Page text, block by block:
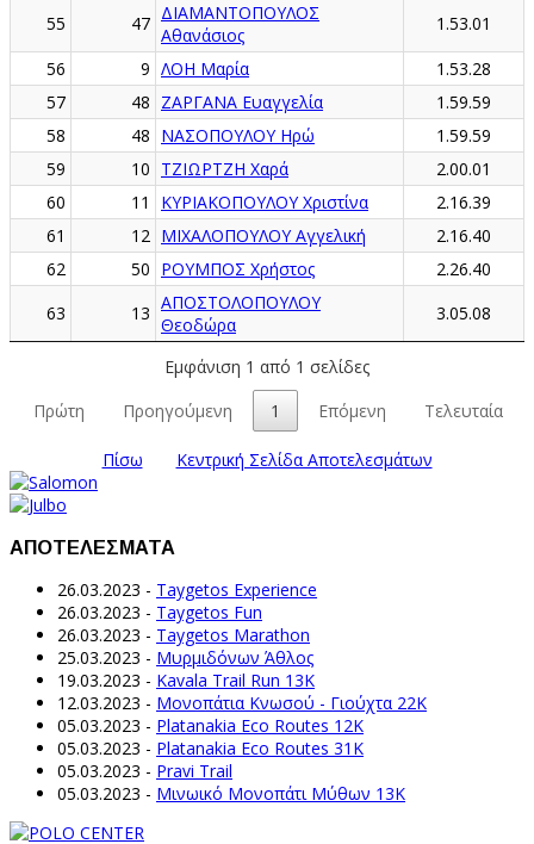
55
47 ΔΙΑΜΑΝΤΟΠΟΥΛΟΣ
Αθανάσιος
1.53.01
56
9 ΛΟΗ Μαρία
1.53.28
57
48 ΖΑΡΓΑΝΑ Ευαγγελία
1.59.59
58
48 ΝΑΣΟΠΟΥΛΟΥ Ηρώ
1.59.59
59
10 ΤΖΙΩΡΤΖΗ Χαρά
2.00.01
60
11 ΚΥΡΙΑΚΟΠΟΥΛΟΥ Χριστίνα
2.16.39
61
12 ΜΙΧΑΛΟΠΟΥΛΟΥ Αγγελική
2.16.40
62
50 ΡΟΥΜΠΟΣ Χρήστος
2.26.40
63
13 ΑΠΟΣΤΟΛΟΠΟΥΛΟΥ
Θεοδώρα
3.05.08
Εμφάνιση 1 από 1 σελίδες
Πρώτη
Προηγούμενη 1 Επόμενη Τελευταία
Πίσω Κεντρική Σελίδα Αποτελεσμάτων
ΑΠΟΤΕΛΕΣΜΑΤΑ
26.03.2023 - Taygetos Experience
26.03.2023 - Taygetos Fun
26.03.2023 - Taygetos Marathon
25.03.2023 - Μυρμιδόνων Άθλος
19.03.2023 - Kavala Trail Run 13K
12.03.2023 - Μονοπάτια Κνωσού - Γιούχτα 22Κ
05.03.2023 - Platanakia Eco Routes 12K
05.03.2023 - Platanakia Eco Routes 31K
05.03.2023 - Pravi Trail
05.03.2023 - Μινωικό Μονοπάτι Μύθων 13Κ